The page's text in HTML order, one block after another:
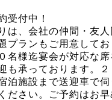
受付中！
は、会社の仲間・友
プランもご用意してお
名様迄宴会が対応な席
も承っております。
泊施設まで送迎車で
ださい。
ご予約はお早